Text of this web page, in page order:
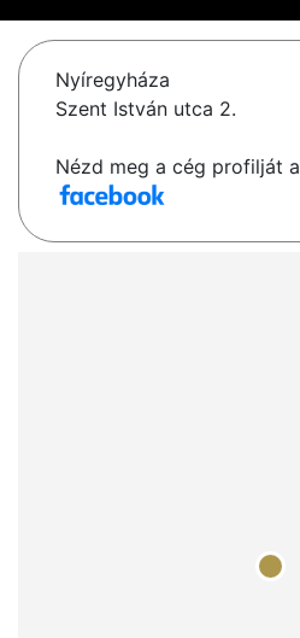
Nyíregyháza
Szent István utca 2.
Nézd meg a cég profilját a